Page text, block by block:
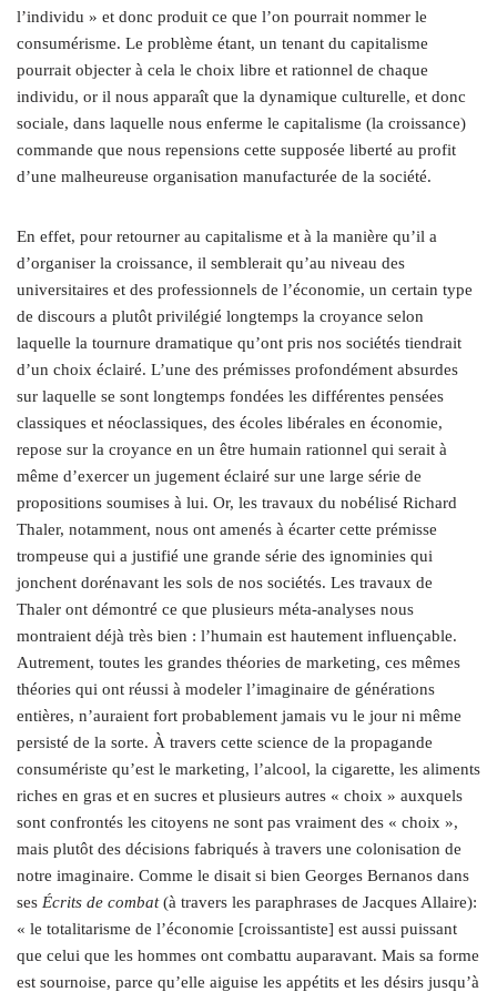
l’individu » et donc produit ce que l’on pourrait nommer le
consumérisme. Le problème étant, un tenant du capitalisme
pourrait objecter à cela le choix libre et rationnel de chaque
individu, or il nous apparaît que la dynamique culturelle, et donc
sociale, dans laquelle nous enferme le capitalisme (la croissance)
commande que nous repensions cette supposée liberté au profit
d’une malheureuse organisation manufacturée de la société.
En effet, pour retourner au capitalisme et à la manière qu’il a
d’organiser la croissance, il semblerait qu’au niveau des
universitaires et des professionnels de l’économie, un certain type
de discours a plutôt privilégié longtemps la croyance selon
laquelle la tournure dramatique qu’ont pris nos sociétés tiendrait
d’un choix éclairé. L’une des prémisses profondément absurdes
sur laquelle se sont longtemps fondées les différentes pensées
classiques et néoclassiques, des écoles libérales en économie,
repose sur la croyance en un être humain rationnel qui serait à
même d’exercer un jugement éclairé sur une large série de
propositions soumises à lui. Or, les travaux du nobélisé Richard
Thaler, notamment, nous ont amenés à écarter cette prémisse
trompeuse qui a justifié une grande série des ignominies qui
jonchent dorénavant les sols de nos sociétés. Les travaux de
Thaler ont démontré ce que plusieurs méta-analyses nous
montraient déjà très bien : l’humain est hautement influençable.
Autrement, toutes les grandes théories de marketing, ces mêmes
théories qui ont réussi à modeler l’imaginaire de générations
entières, n’auraient fort probablement jamais vu le jour ni même
persisté de la sorte. À travers cette science de la propagande
consumériste qu’est le marketing, l’alcool, la cigarette, les aliments
riches en gras et en sucres et plusieurs autres « choix » auxquels
sont confrontés les citoyens ne sont pas vraiment des « choix »,
mais plutôt des décisions fabriqués à travers une colonisation de
notre imaginaire. Comme le disait si bien Georges Bernanos dans
ses Écrits de combat(à travers les paraphrases de Jacques Allaire):
« le totalitarisme de l’économie [croissantiste] est aussi puissant
que celui que les hommes ont combattu auparavant. Mais sa forme
est sournoise, parce qu’elle aiguise les appétits et les désirs jusqu’à